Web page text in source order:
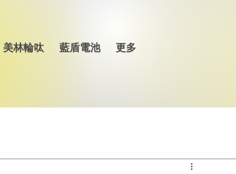
美林輪呔 藍盾電池 更多